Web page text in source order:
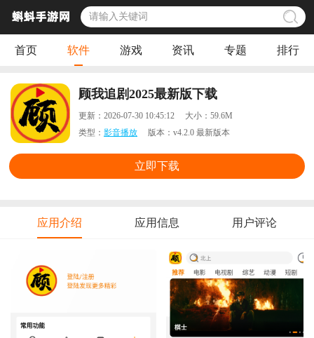
首页 软件 游戏 资讯 专题 排行
顾我追剧2025最新版下载
更新： 2026-07-30 10:45:12 大小： 59.6M
类型： 影音播放 版本： v4.2.0 最新版本
立即下载
应用介绍 应用信息 用户评论